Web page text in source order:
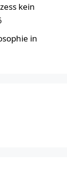
kein
in